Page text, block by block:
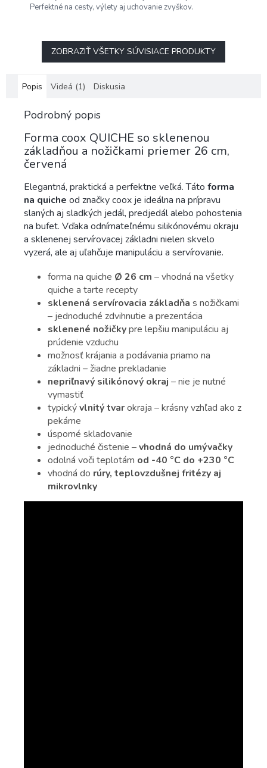
Perfektné na cesty, výlety aj uchovanie zvyškov.
ZOBRAZIŤ VŠETKY SÚVISIACE PRODUKTY
Popis Videá (1) Diskusia
Podrobný popis
Forma coox QUICHE so sklenenou
základňou a nožičkami priemer 26 cm,
červená
Elegantná, praktická a perfektne veľká. Táto forma
na quiche od značky coox je ideálna na prípravu
slaných aj sladkých jedál, predjedál alebo pohostenia
na bufet. Vďaka odnímateľnému silikónovému okraju
a sklenenej servírovacej základni nielen skvelo
vyzerá, ale aj uľahčuje manipuláciu a servírovanie.
forma na quiche Ø 26 cm – vhodná na všetky
quiche a tarte recepty
sklenená servírovacia základňa s nožičkami
– jednoduché zdvihnutie a prezentácia
sklenené nožičkypre lepšiu manipuláciu aj
prúdenie vzduchu
možnosť krájania a podávania priamo na
základni – žiadne prekladanie
nepriľnavý silikónový okraj – nie je nutné
vymastiť
typickývlnitý tvarokraja – krásny vzhľad ako z
pekárne
úsporné skladovanie
jednoduché čistenie –vhodná do umývačky
odolná voči teplotám od -40 °C do +230 °C
vhodná do rúry, teplovzdušnej fritézy aj
mikrovlnky